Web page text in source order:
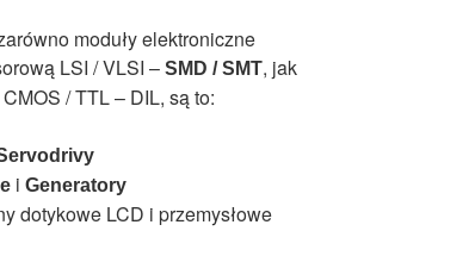
moduły elektroniczne
LSI / VLSI – SMD / SMT, jak
/ TTL – DIL, są to:
i Generatory
dotykowe LCD i przemysłowe